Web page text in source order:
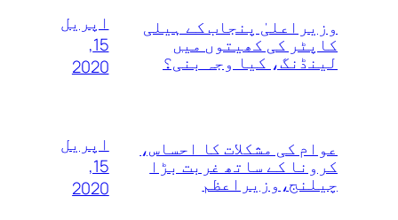
وزیراعلیٰ پنجاب کے ہیلی
کاپٹر کی کھیتوں میں
لینڈنگ، کیا وجہ بنی؟
اپریل
15,
2020
عوام کی مشکلات کا احساس،
کرونا کے ساتھ غربت بڑا
چیلنج،وزیراعظم
اپریل
15,
2020